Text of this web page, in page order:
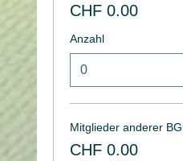
CHF 0.00
Anzahl
Mitglieder anderer
CHF 0.00